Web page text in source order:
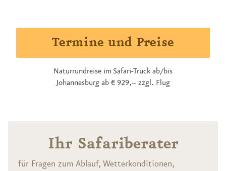
dichter und grüner, die Temperaturen liegen höher.
Termine und Preise
Naturrundreise im Safari-Truck ab/bis
Johannesburg ab € 929,– zzgl. Flug
Ihr Safariberater
für Fragen zum Ablauf, Wetterkonditionen,